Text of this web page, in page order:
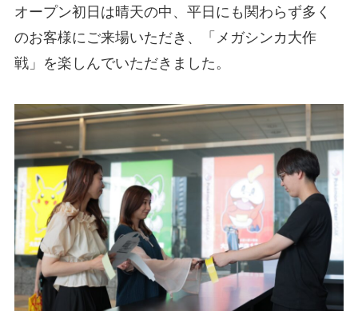
オープン初日は晴天の中、平日にも関わらず多く
のお客様にご来場いただき、「メガシンカ大作
戦」を楽しんでいただきました。